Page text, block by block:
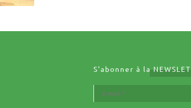
S'abonner à la